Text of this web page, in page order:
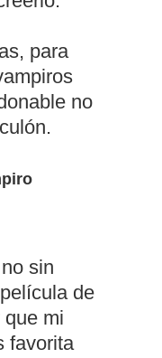
para
no
sin
de
mi
favorita